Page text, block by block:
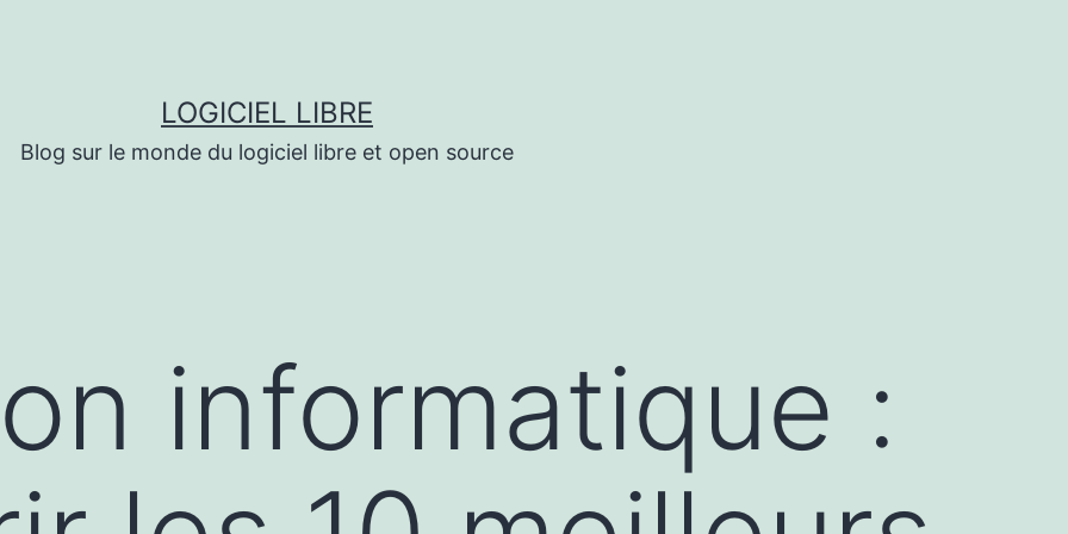
LOGICIEL LIBRE
Blog sur le monde du logiciel libre et open source
informatique :